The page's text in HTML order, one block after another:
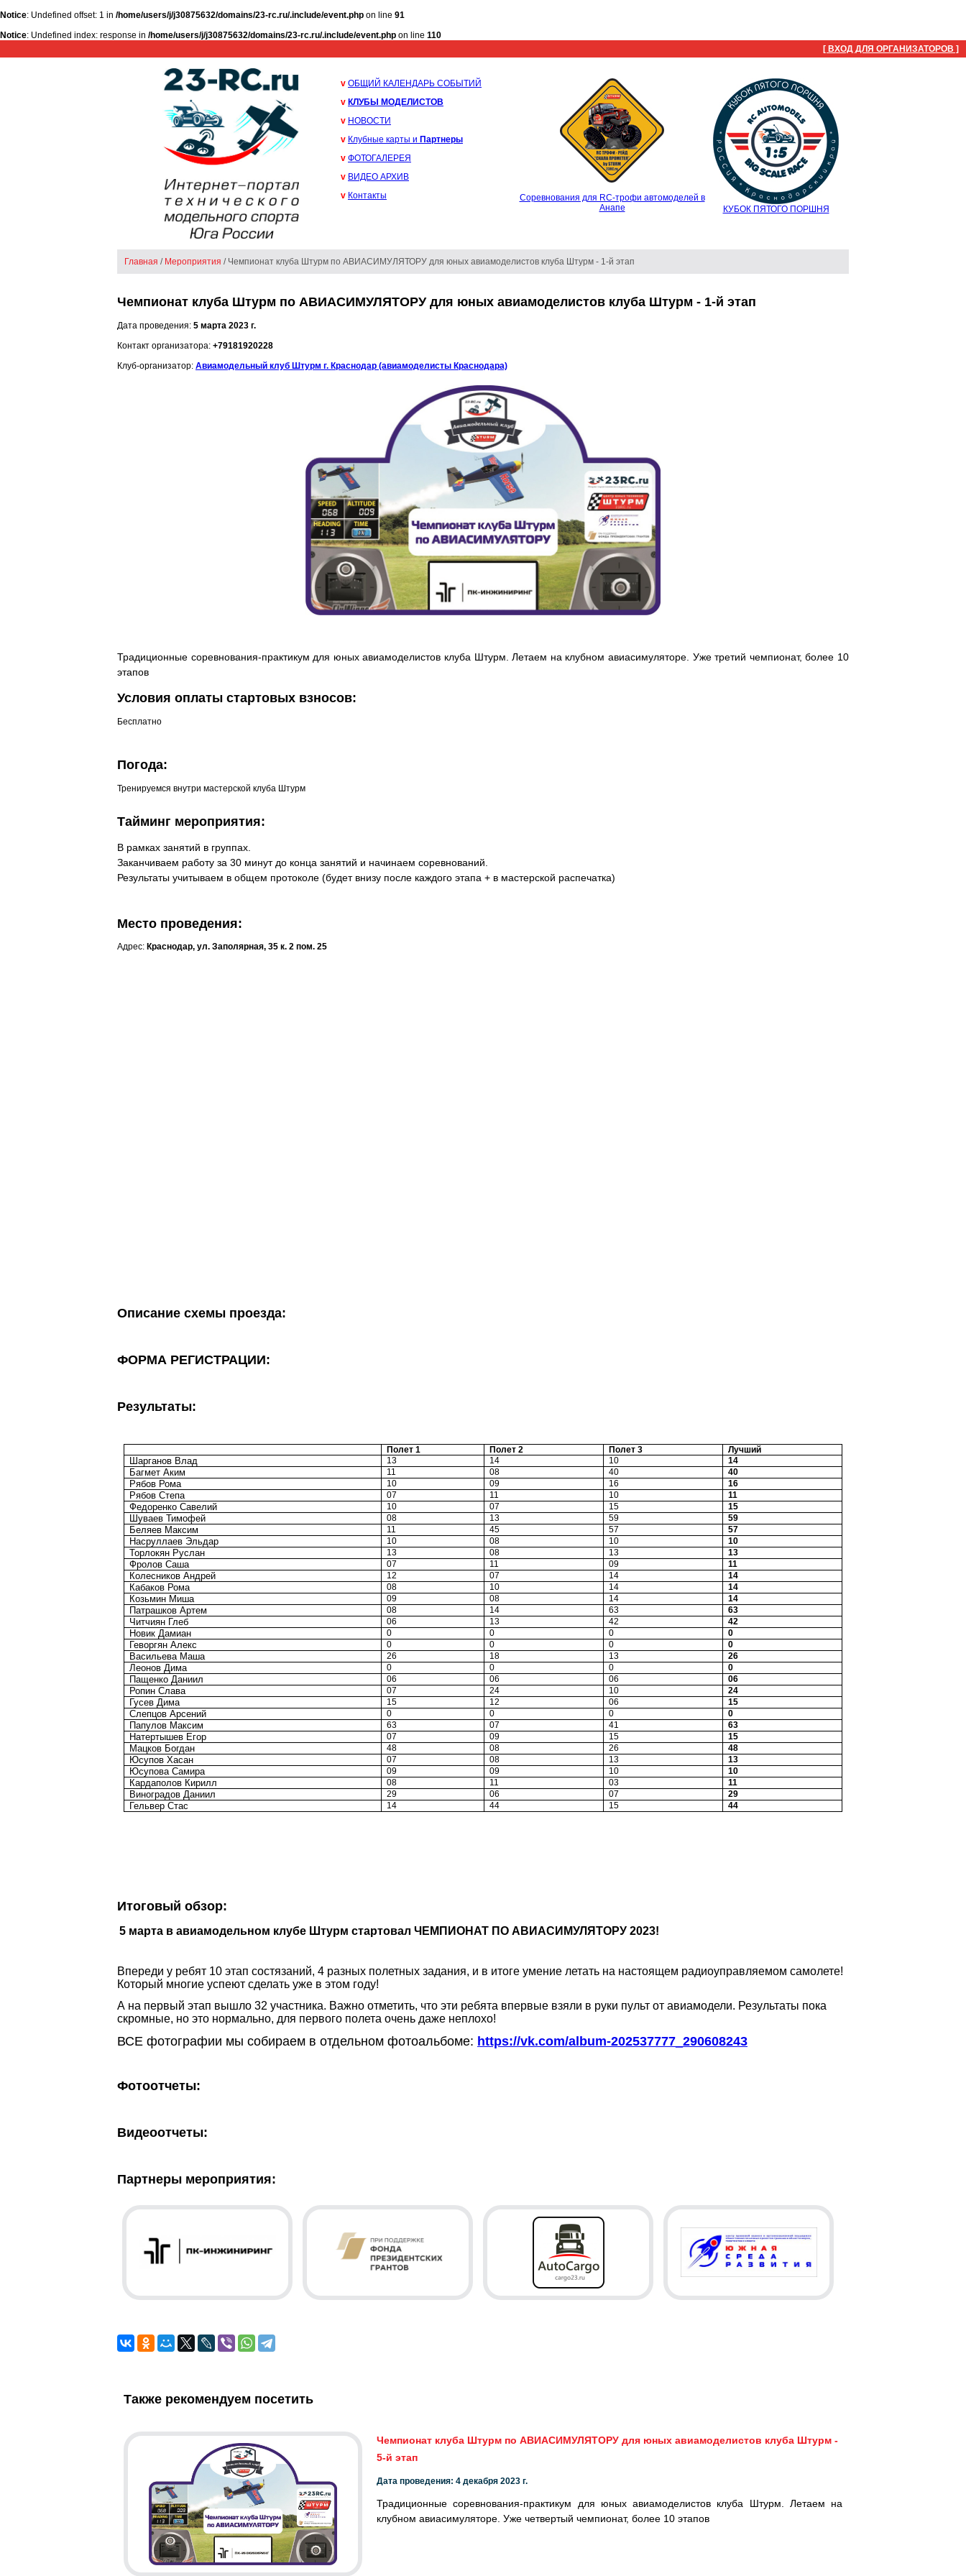
Notice: Undefined offset: 1 in /home/users/j/j30875632/domains/23-rc.ru/.include/event.php on line 91
Notice: Undefined index: response in /home/users/j/j30875632/domains/23-rc.ru/.include/event.php on line 110
[ ВХОД ДЛЯ ОРГАНИЗАТОРОВ ]
v ОБЩИЙ КАЛЕНДАРЬ СОБЫТИЙ
v КЛУБЫ МОДЕЛИСТОВ
v НОВОСТИ
v Клубные карты и Партнеры
v ФОТОГАЛЕРЕЯ
v ВИДЕО АРХИВ
v Контакты
Соревнования для RC-трофи автомоделей в
Анапе
КУБОК ПЯТОГО ПОРШНЯ
Главная / Мероприятия / Чемпионат клуба Штурм по АВИАСИМУЛЯТОРУ для юных авиамоделистов клуба Штурм - 1-й этап
Чемпионат клуба Штурм по АВИАСИМУЛЯТОРУ для юных авиамоделистов клуба Штурм - 1-й этап
Дата проведения: 5 марта 2023 г.
Контакт организатора: +79181920228
Клуб-организатор: Авиамодельный клуб Штурм г. Краснодар (авиамоделисты Краснодара)
Традиционные соревнования-практикум для юных авиамоделистов клуба Штурм. Летаем на клубном авиасимуляторе. Уже третий чемпионат, более 10
этапов
Условия оплаты стартовых взносов:
Бесплатно
Погода:
Тренируемся внутри мастерской клуба Штурм
Тайминг мероприятия:
В рамках занятий в группах.
Заканчиваем работу за 30 минут до конца занятий и начинаем соревнований.
Результаты учитываем в общем протоколе (будет внизу после каждого этапа + в мастерской распечатка)
Место проведения:
Адрес: Краснодар, ул. Заполярная, 35 к. 2 пом. 25
Описание схемы проезда:
ФОРМА РЕГИСТРАЦИИ:
Результаты:
Полет 1 Полет 2 Полет 3 Лучший
Шарганов Влад 13 14 10 14
Багмет Аким 11 08 40 40
Рябов Рома 10 09 16 16
Рябов Степа 07 11 10 11
Федоренко Савелий 10 07 15 15
Шуваев Тимофей 08 13 59 59
Беляев Максим 11 45 57 57
Насруллаев Эльдар 10 08 10 10
Торлокян Руслан 13 08 13 13
Фролов Саша 07 11 09 11
Колесников Андрей 12 07 14 14
Кабаков Рома 08 10 14 14
Козьмин Миша 09 08 14 14
Патрашков Артем 08 14 63 63
Читчиян Глеб 06 13 42 42
Новик Дамиан 0 0 0 0
Геворгян Алекс 0 0 0 0
Васильева Маша 26 18 13 26
Леонов Дима 0 0 0 0
Пащенко Даниил 06 06 06 06
Ропин Слава 07 24 10 24
Гусев Дима 15 12 06 15
Слепцов Арсений 0 0 0 0
Папулов Максим 63 07 41 63
Натертышев Егор 07 09 15 15
Мацков Богдан 48 08 26 48
Юсупов Хасан 07 08 13 13
Юсупова Самира 09 09 10 10
Кардаполов Кирилл 08 11 03 11
Виноградов Даниил 29 06 07 29
Гельвер Стас 14 44 15 44
Итоговый обзор:
5 марта в авиамодельном клубе Штурм стартовал ЧЕМПИОНАТ ПО АВИАСИМУЛЯТОРУ 2023!
Впереди у ребят 10 этап состязаний, 4 разных полетных задания, и в итоге умение летать на настоящем радиоуправляемом самолете!
Который многие успеют сделать уже в этом году!
А на первый этап вышло 32 участника. Важно отметить, что эти ребята впервые взяли в руки пульт от авиамодели. Результаты пока
скромные, но это нормально, для первого полета очень даже неплохо!
ВСЕ фотографии мы собираем в отдельном фотоальбоме: https://vk.com/album-202537777_290608243
Фотоотчеты:
Видеоотчеты:
Партнеры мероприятия:
Также рекомендуем посетить
Чемпионат клуба Штурм по АВИАСИМУЛЯТОРУ для юных авиамоделистов клуба Штурм -
5-й этап
Дата проведения: 4 декабря 2023 г.
Традиционные соревнования-практикум для юных авиамоделистов клуба Штурм. Летаем на
клубном авиасимуляторе. Уже четвертый чемпионат, более 10 этапов